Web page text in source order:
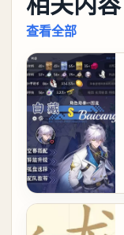
查看全部